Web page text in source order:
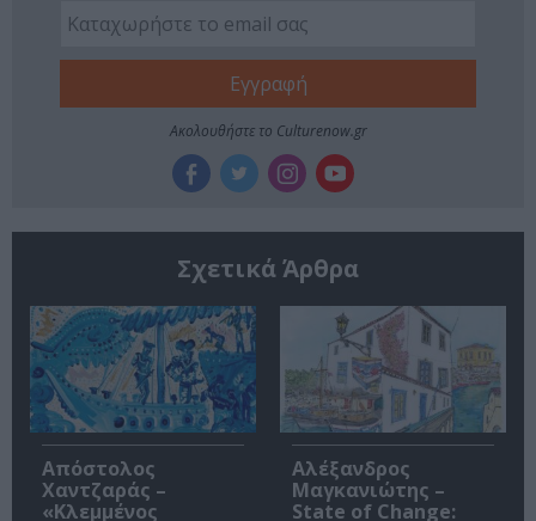
Ακολουθήστε το Culturenow.gr
Σχετικά Άρθρα
Απόστολος
Χαντζαράς –
«Κλεμμένος
Αλέξανδρος
Μαγκανιώτης –
State of Change: